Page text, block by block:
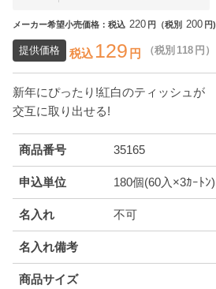
メーカー希望小売価格：税込 220 円（税別 200 円)
提供価格 税込 129 円 （税別 118 円）
新年にぴったり!紅白のティッシュが
交互に取り出せる!
商品番号 35165
申込単位 180個(60入×3ｶｰﾄﾝ)
名入れ 不可
名入れ備考
商品サイズ